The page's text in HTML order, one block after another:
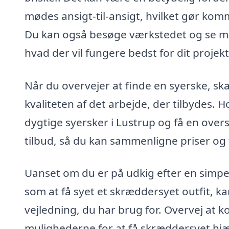
mødes ansigt-til-ansigt, hvilket gør
Du kan også besøge værkstedet og se
hvad der vil fungere bedst for dit
Når du overvejer at finde en syerske,
kvaliteten af det arbejde, der tilbydes.
dygtige syersker i Lustrup og få en
tilbud, så du kan sammenligne priser
Uanset om du er på udkig efter en
som at få syet et skræddersyet outfit,
vejledning, du har brug for. Overvej at